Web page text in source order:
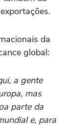
da
global:
a gente
mas
parte da
e, para